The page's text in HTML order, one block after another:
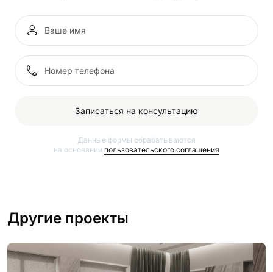
Записаться на консультацию
Данные формы обрабатываются
на основании пользовательского соглашения
Другие проекты